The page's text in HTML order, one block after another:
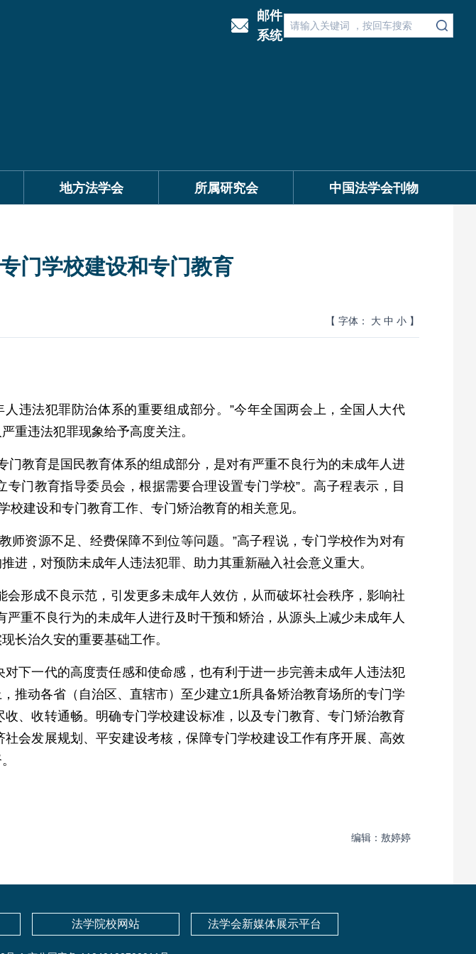
邮件
系统
地方法学会 所属研究会 中国法学会刊物
门学校建设和专门教育
【 字体： 大 中 小 】
违法犯罪防治体系的重要组成部分。”今年全国两会上，全国人大代
重违法犯罪现象给予高度关注。
教育是国民教育体系的组成部分，是对有严重不良行为的未成年人进
门教育指导委员会，根据需要合理设置专门学校”。高子程表示，目
建设和专门教育工作、专门矫治教育的相关意见。
师资源不足、经费保障不到位等问题。”高子程说，专门学校作为对有
进，对预防未成年人违法犯罪、助力其重新融入社会意义重大。
形成不良示范，引发更多未成年人效仿，从而破坏社会秩序，影响社
重不良行为的未成年人进行及时干预和矫治，从源头上减少未成年人
长治久安的重要基础工作。
下一代的高度责任感和使命感，也有利于进一步完善未成年人违法犯
推动各省（自治区、直辖市）至少建立1所具备矫治教育场所的专门学
、收转通畅。明确专门学校建设标准，以及专门教育、专门矫治教育
会发展规划、平安建设考核，保障专门学校建设工作有序开展、高效
编辑：敖婷婷
法学院校网站 法学会新媒体展示平台